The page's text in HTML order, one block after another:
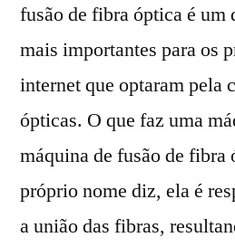
fusão de fibra óptica é um
mais importantes para os
internet que optaram pela
ópticas. O que faz uma
máquina de fusão de fibra
próprio nome diz, ela é
a união das fibras,